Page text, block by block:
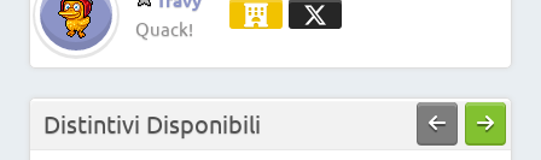
Quack!
Distintivi Disponibili